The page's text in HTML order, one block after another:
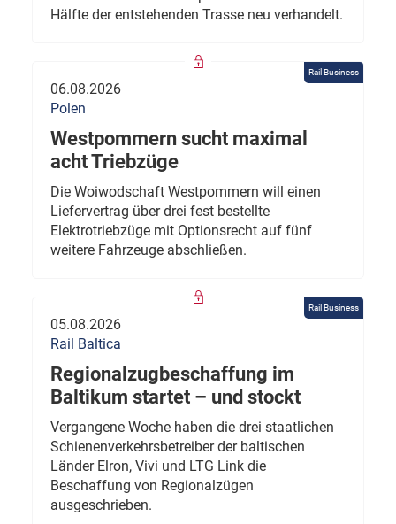
Hälfte der entstehenden Trasse neu verhandelt.
Rail Business
06.08.2026
Polen
Westpommern sucht maximal
acht Triebzüge
Die Woiwodschaft Westpommern will einen
Liefervertrag über drei fest bestellte
Elektrotriebzüge mit Optionsrecht auf fünf
weitere Fahrzeuge abschließen.
Rail Business
05.08.2026
Rail Baltica
Regionalzugbeschaffung im
Baltikum startet – und stockt
Vergangene Woche haben die drei staatlichen
Schienenverkehrsbetreiber der baltischen
Länder Elron, Vivi und LTG Link die
Beschaffung von Regionalzügen
ausgeschrieben.